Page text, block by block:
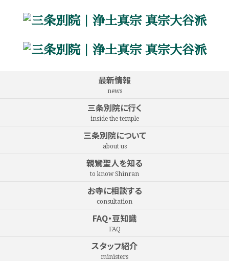
最新情報
news
三条別院に行く
inside the temple
三条別院について
about us
親鸞聖人を知る
to know Shinran
お寺に相談する
consultation
FAQ・豆知識
FAQ
スタッフ紹介
ministers